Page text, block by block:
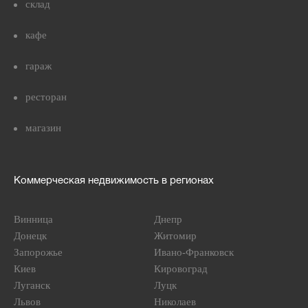
склад
кафе
гараж
ресторан
магазин
Коммерческая недвижимость в регионах
Винница
Днепр
Донецк
Житомир
Запорожье
Ивано-Франковск
Киев
Кировоград
Луганск
Луцк
Львов
Николаев